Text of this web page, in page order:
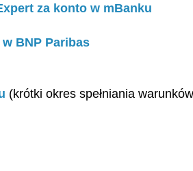
za konto w mBanku
w BNP Paribas
(krótki okres spełniania